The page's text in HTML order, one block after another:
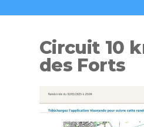
Circuit 10
des Forts